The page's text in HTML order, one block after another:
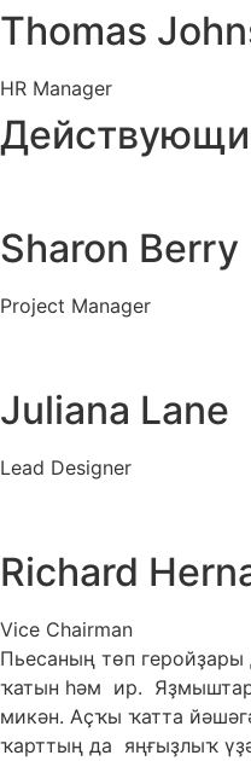
Thomas
HR Manager
Sharon Berry
Project Manager
Juliana Lane
Lead Designer
Richard
Vice Chairman
Пьесаның төп
ҡатын һәм ир.
микән. Аҫҡы ҡатта
ҡарттың да яңғыҙлыҡ